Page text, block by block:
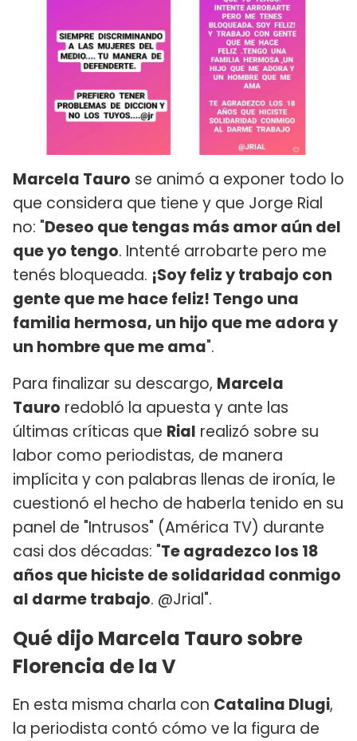
Marcela Tauro se animó a exponer todo lo
que considera que tiene y que Jorge Rial
no: "Deseo que tengas más amor aún del
que yo tengo. Intenté arrobarte pero me
tenés bloqueada. ¡Soy feliz y trabajo con
gente que me hace feliz! Tengo una
familia hermosa, un hijo que me adora y
un hombre que me ama".
Para finalizar su descargo, Marcela
Tauro redobló la apuesta y ante las
últimas críticas que Rial realizó sobre su
labor como periodistas, de manera
implícita y con palabras llenas de ironía, le
cuestionó el hecho de haberla tenido en su
panel de "Intrusos" (América TV) durante
casi dos décadas: "Te agradezco los 18
años que hiciste de solidaridad conmigo
al darme trabajo. @Jrial".
Qué dijo Marcela Tauro sobre
Florencia de la V
En esta misma charla con Catalina Dlugi,
la periodista contó cómo ve la figura de